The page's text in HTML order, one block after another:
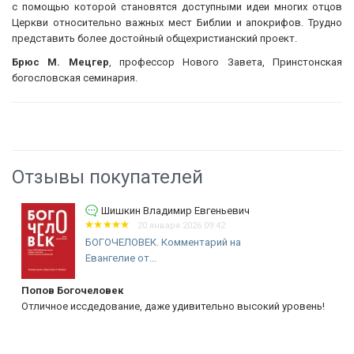
с помощью которой становятся доступными идеи многих отцов
Церкви относительно важных мест Библии и апокрифов. Трудно
представить более достойный общехристианский проект.
Брюс М. Мецгер , профессор Нового Завета, Принстонская
богословская семинария.
Отзывы покупателей
Шишкин Владимир Евгеньевич
20 января 2026 09:42
БОГОЧЕЛОВЕК. Комментарий на
Евангелие от...
Попов Богочеловек
Отличное иссдедование, даже удивительно высокий уровень!